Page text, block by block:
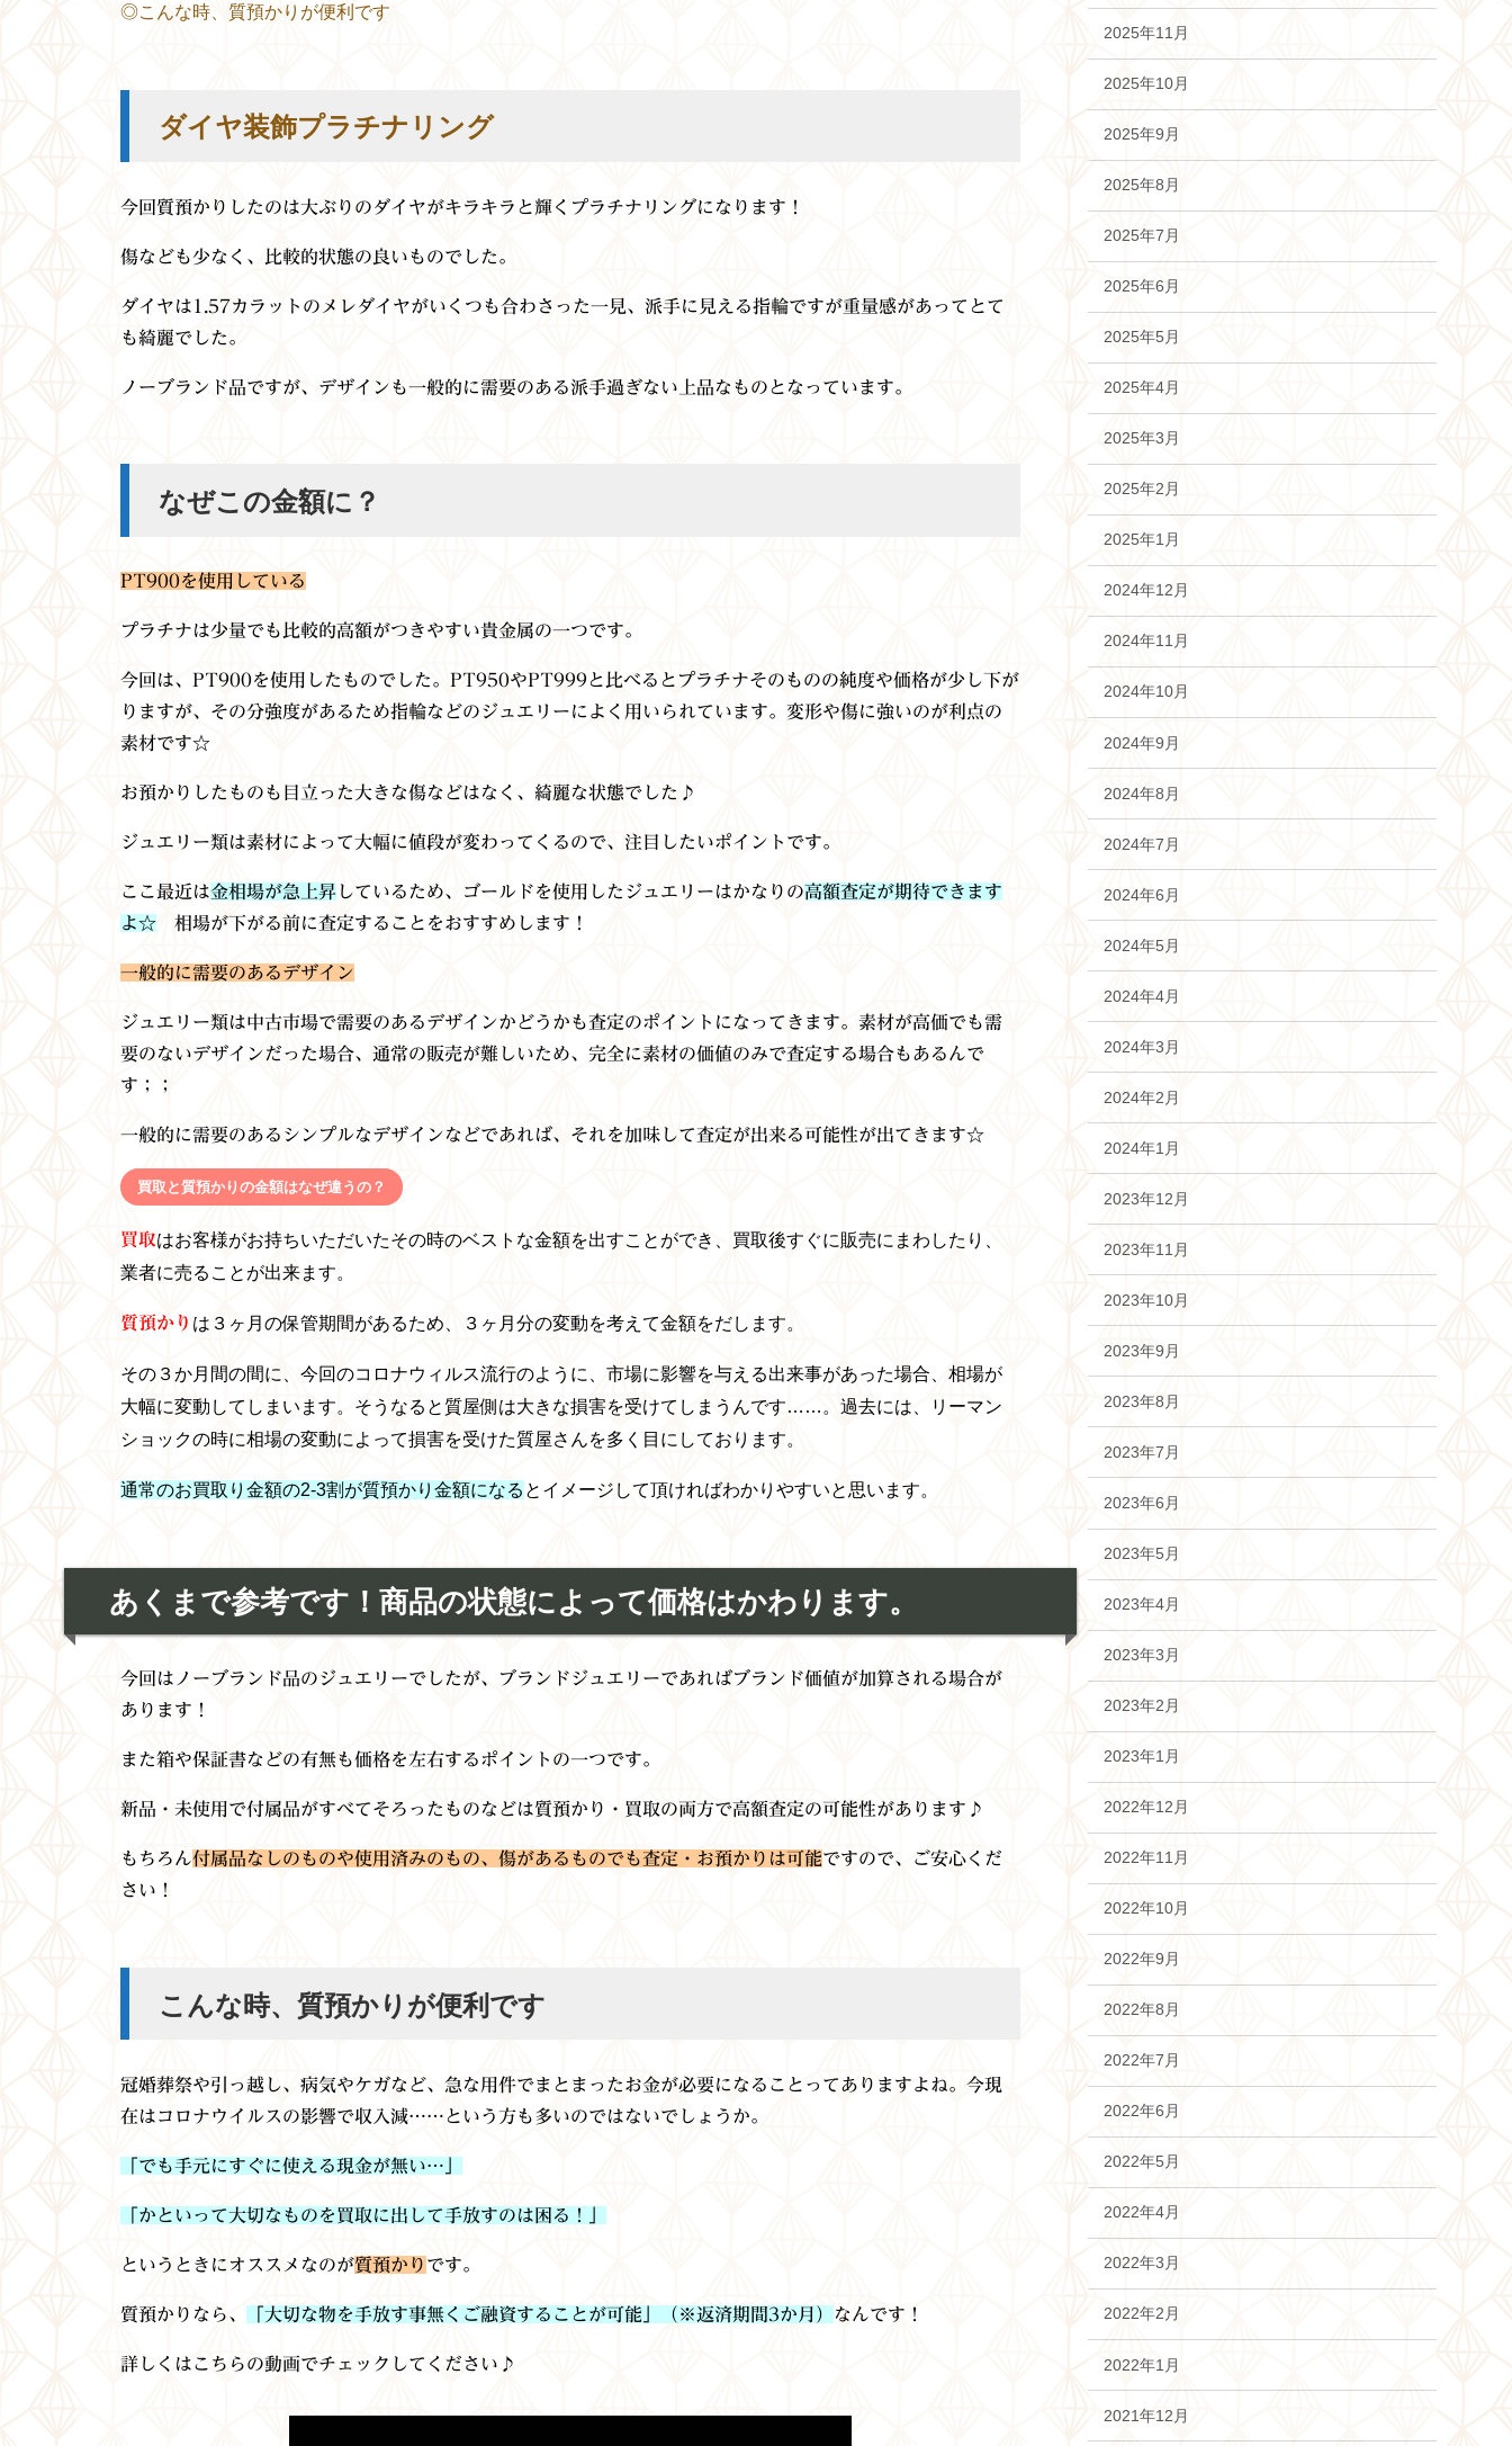
◎こんな時、質預かりが便利です
ダイヤ装飾プラチナリング
今回質預かりしたのは大ぶりのダイヤがキラキラと輝くプラチナリングになります！
傷なども少なく、比較的状態の良いものでした。
ダイヤは1.57カラットのメレダイヤがいくつも合わさった一見、派手に見える指輪ですが重量感があってとて
も綺麗でした。
ノーブランド品ですが、デザインも一般的に需要のある派手過ぎない上品なものとなっています。
なぜこの金額に？
PT900を使用している
プラチナは少量でも比較的高額がつきやすい貴金属の一つです。
今回は、PT900を使用したものでした。PT950やPT999と比べるとプラチナそのものの純度や価格が少し下が
りますが、その分強度があるため指輪などのジュエリーによく用いられています。変形や傷に強いのが利点の
素材です☆
お預かりしたものも目立った大きな傷などはなく、綺麗な状態でした♪
ジュエリー類は素材によって大幅に値段が変わってくるので、注目したいポイントです。
ここ最近は金相場が急上昇 しているため、ゴールドを使用したジュエリーはかなりの高額査定が期待できます
よ☆ 相場が下がる前に査定することをおすすめします！
一般的に需要のあるデザイン
ジュエリー類は中古市場で需要のあるデザインかどうかも査定のポイントになってきます。素材が高価でも需
要のないデザインだった場合、通常の販売が難しいため、完全に素材の価値のみで査定する場合もあるんで
す；；
一般的に需要のあるシンプルなデザインなどであれば、それを加味して査定が出来る可能性が出てきます☆
買取と質預かりの金額はなぜ違うの？
買取はお客様がお持ちいただいたその時のベストな金額を出すことができ、 買取後すぐに販売にまわしたり、
業者に売ることが出来ます。
質預かり は３ヶ月の保管期間があるため、３ヶ月分の変動を考えて金額をだします。
その３か月間の間に、今回のコロナウィルス流行のように、市場に影響を与える出来事があった場合、相場が
大幅に変動してしまいます。そうなると 質屋側は大きな損害を受けてしまうんです……。過去には、リーマン
ショックの時に相場の変動によって損害を受けた質屋さんを多く目にしております。
通常のお買取り金額の2-3割が質預かり金額になる と イメージして頂ければわかりやすいと思います。
あく まで参考です！商品の状態によって価格はかわります。
今回はノーブランド品のジュエリーでしたが、ブランドジュエリーであればブランド価値が加算される場合が
あります！
また箱や保証書などの有無も価格を左右するポイントの一つです。
新品・未使用で付属品がすべてそろったものなどは質預かり・買取の両方で高額査定の可能性があります♪
もちろん付属品なしのものや使用済みのもの、傷があるものでも査定・お預かりは可能ですので、ご安心くだ
さい！
こんな時、質預かりが便利です
冠婚葬祭や引っ越し、病気やケガなど、急な用件でまとまったお金が必要になることってありますよね。今現
在はコロナウイルスの影響で収入減……という方も多いのではないでしょうか。
「でも手元にすぐに使える現金が無い…」
「かといって大切なものを買取に出して手放すのは困る！」
というときにオススメなのが質預かり です。
質預かりなら、 「大切な物を手放す事無くご融資することが可能」（※返済期間3か月） なんです！
詳しくはこちらの動画でチェックしてください♪
2025年11月
2025年10月
2025年9月
2025年8月
2025年7月
2025年6月
2025年5月
2025年4月
2025年3月
2025年2月
2025年1月
2024年12月
2024年11月
2024年10月
2024年9月
2024年8月
2024年7月
2024年6月
2024年5月
2024年4月
2024年3月
2024年2月
2024年1月
2023年12月
2023年11月
2023年10月
2023年9月
2023年8月
2023年7月
2023年6月
2023年5月
2023年4月
2023年3月
2023年2月
2023年1月
2022年12月
2022年11月
2022年10月
2022年9月
2022年8月
2022年7月
2022年6月
2022年5月
2022年4月
2022年3月
2022年2月
2022年1月
2021年12月